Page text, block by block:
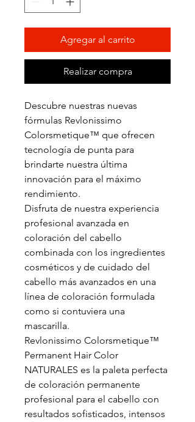
Agregar al carrito
Realizar compra
Descubre nuestras nuevas
fórmulas Revlonissimo
Colorsmetique™ que ofrecen
tecnología de punta para
brindarte nuestra última
innovación para el máximo
rendimiento.
Disfruta de nuestra experiencia
profesional avanzada en
coloración del cabello
combinada con los ingredientes
cosméticos y de cuidado del
cabello más avanzados en una
línea de coloración formulada
como si contuviera una
mascarilla.
Revlonissimo Colorsmetique™
Permanent Hair Color
NATURALES es la paleta perfecta
de coloración permanente
profesional para el cabello con
resultados sofisticados, intensos